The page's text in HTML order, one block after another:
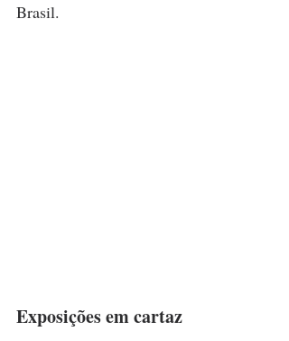
Brasil.
Exposições em cartaz